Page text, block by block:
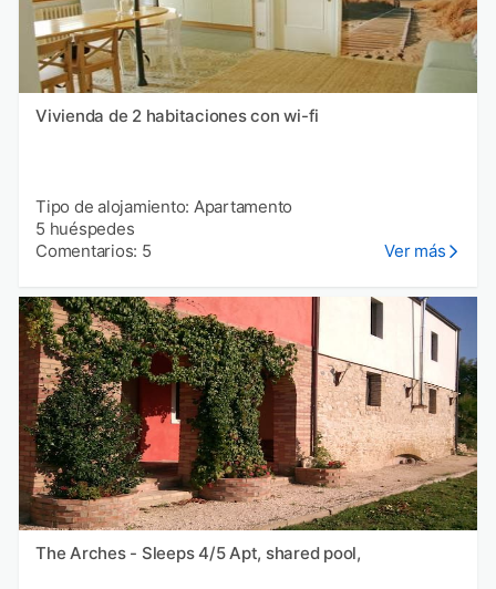
Vivienda de 2 habitaciones con wi-fi
Tipo de alojamiento: Apartamento
5 huéspedes
Comentarios: 5
Ver más
The Arches - Sleeps 4/5 Apt, shared pool,